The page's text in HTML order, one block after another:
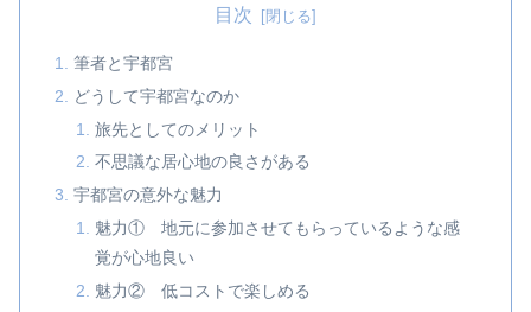
目次
筆者と宇都宮
どうして宇都宮なのか
旅先としてのメリット
不思議な居心地の良さがある
宇都宮の意外な魅力
魅力① 地元に参加させてもらっているような感
覚が心地良い
魅力② 低コストで楽しめる